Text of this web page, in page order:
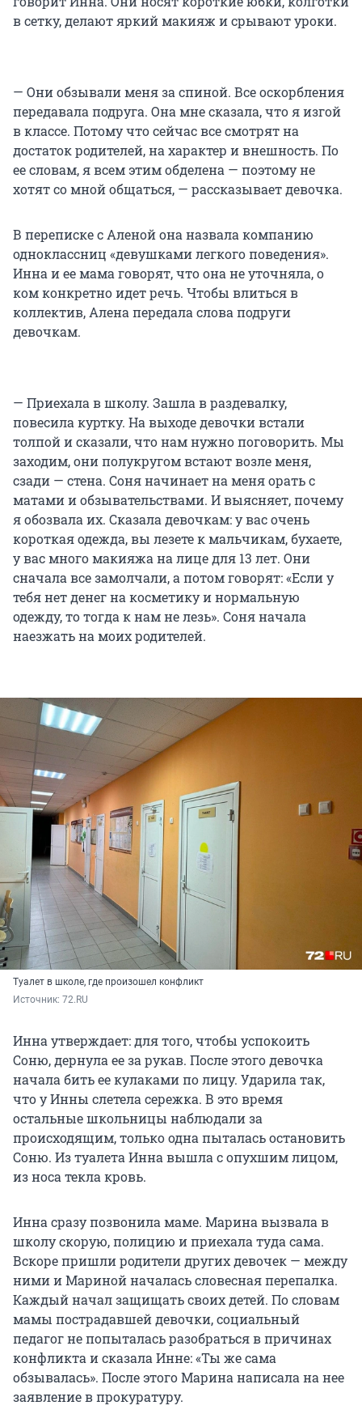
в сетку, делают яркий макияж и срывают уроки.
— Они обзывали меня за спиной. Все оскорбления
передавала подруга. Она мне сказала, что я изгой
в классе. Потому что сейчас все смотрят на
достаток родителей, на характер и внешность. По
ее словам, я всем этим обделена — поэтому не
хотят со мной общаться, — рассказывает девочка.
В переписке с Аленой она назвала компанию
одноклассниц «девушками легкого поведения».
Инна и ее мама говорят, что она не уточняла, о
ком конкретно идет речь. Чтобы влиться в
коллектив, Алена передала слова подруги
девочкам.
— Приехала в школу. Зашла в раздевалку,
повесила куртку. На выходе девочки встали
толпой и сказали, что нам нужно поговорить. Мы
заходим, они полукругом встают возле меня,
сзади — стена. Соня начинает на меня орать с
матами и обзывательствами. И выясняет, почему
я обозвала их. Сказала девочкам: у вас очень
короткая одежда, вы лезете к мальчикам, бухаете,
у вас много макияжа на лице для 13 лет. Они
сначала все замолчали, а потом говорят: «Если у
тебя нет денег на косметику и нормальную
одежду, то тогда к нам не лезь». Соня начала
наезжать на моих родителей.
Туалет в школе, где произошел конфликт
Источник: 72.RU
Инна утверждает: для того, чтобы успокоить
Соню, дернула ее за рукав. После этого девочка
начала бить ее кулаками по лицу. Ударила так,
что у Инны слетела сережка. В это время
остальные школьницы наблюдали за
происходящим, только одна пыталась остановить
Соню. Из туалета Инна вышла с опухшим лицом,
из носа текла кровь.
Инна сразу позвонила маме. Марина вызвала в
школу скорую, полицию и приехала туда сама.
Вскоре пришли родители других девочек — между
ними и Мариной началась словесная перепалка.
Каждый начал защищать своих детей. По словам
мамы пострадавшей девочки, социальный
педагог не попыталась разобраться в причинах
конфликта и сказала Инне: «Ты же сама
обзывалась». После этого Марина написала на нее
заявление в прокуратуру.